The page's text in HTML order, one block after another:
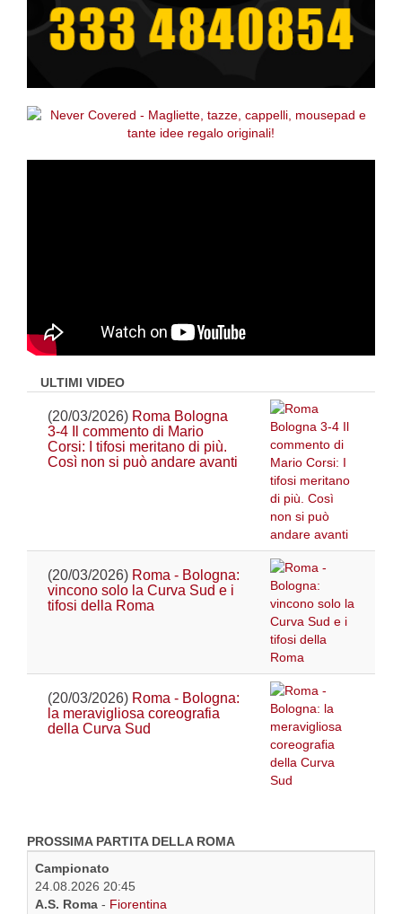
ULTIMI VIDEO
(20/03/2026) Roma Bologna
3-4 Il commento di Mario
Corsi: I tifosi meritano di più.
Così non si può andare avanti
(20/03/2026) Roma - Bologna:
vincono solo la Curva Sud e i
tifosi della Roma
(20/03/2026) Roma - Bologna:
la meravigliosa coreografia
della Curva Sud
PROSSIMA PARTITA DELLA ROMA
Campionato
24.08.2026 20:45
A.S. Roma - Fiorentina